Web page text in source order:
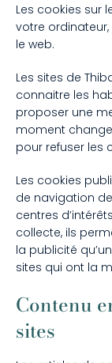
Les cookies sur
votre
le web.
Les sites de
connaitre les
proposer une
moment
pour refuser les
Les cookies
de navigation
centres
collecte, ils
la publicité
sites qui ont la
Contenu
sites